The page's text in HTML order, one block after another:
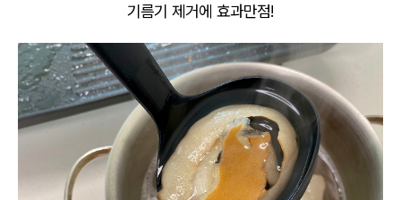
기름기 제거에 효과만점!